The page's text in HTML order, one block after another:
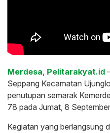
Merdesa, Pelitarakyat.id
Seppang Kecamatan
penutupan semarak
78 pada Jumat, 8
Kegiatan yang berlangsung